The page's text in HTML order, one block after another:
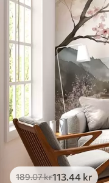
189.07kr113 .44 kr